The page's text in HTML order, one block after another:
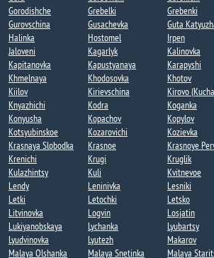
Gorodishche​ Grebelki​
Grebenki
Gurovschina​ Gusachevka​
Guta
Halinka Hostomel
Irpen
Jaloveni Kagarlyk
Kalinovka
Kapitanovka​ Kapustyanaya​
Karapyshi
Khmelnaya​ Khodosovka​
Khotov​
Kiilov​ Kirievschina
Kirovo
Knyazhichi Kodra
Koganka
Konyusha Kopachov​
Kopylov
Kotsyubinskoe Kozarovichi​
Kozievka
Krasnaya Slobodka​ Krasnoe
Krasnoye
Krenichi Krugi
Kruglik​
Kulazhintsy​ Kuli
Kvitnevoe​
Lendy​ Leninivka​
Lesniki​
Letki​ Letochki​
Letsko
Litvinovka Logvin
Losjatin
Lukiyanobskaya Lychanka​
Lyubartsy​
Lyudvinovka Lyutezh
Makarov
Malaya Olshanka Malaya Snetinka
Malaya